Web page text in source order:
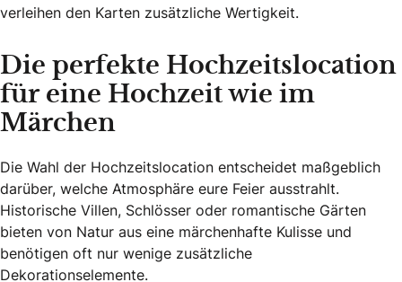
verleihen den Karten zusätzliche Wertigkeit.
Die perfekte Hochzeitslocation
für eine Hochzeit wie im
Märchen
Die Wahl der Hochzeitslocation entscheidet maßgeblich
darüber, welche Atmosphäre eure Feier ausstrahlt.
Historische Villen, Schlösser oder romantische Gärten
bieten von Natur aus eine märchenhafte Kulisse und
benötigen oft nur wenige zusätzliche
Dekorationselemente.